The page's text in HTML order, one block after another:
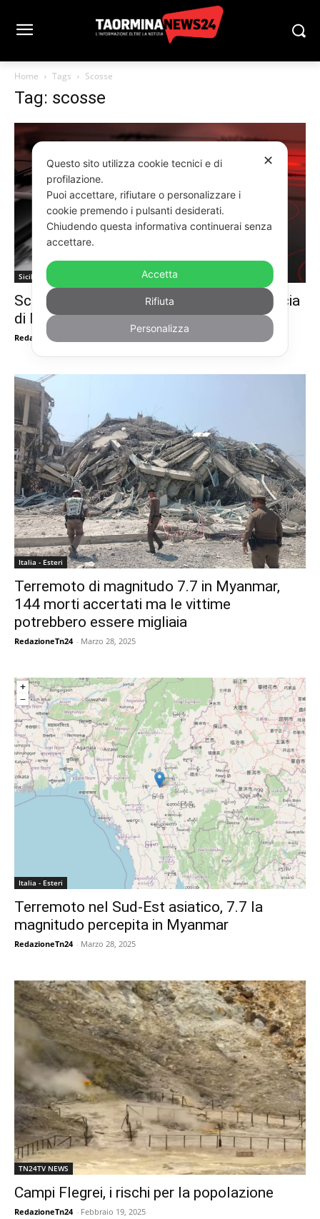
Home Tags Scosse
Tag: scosse
Sicilia
Scosse di terremoto nella notte in provincia
di Messina, la più forte 3.6 nei Nebrodi
RedazioneTn24
Italia - Esteri
Terremoto di magnitudo 7.7 in Myanmar,
144 morti accertati ma le vittime
potrebbero essere migliaia
RedazioneTn24 - Marzo 28, 2025
Italia - Esteri
Terremoto nel Sud-Est asiatico, 7.7 la
magnitudo percepita in Myanmar
RedazioneTn24 - Marzo 28, 2025
TN24TV NEWS
Campi Flegrei, i rischi per la popolazione
RedazioneTn24 - Febbraio 19, 2025
✕
Questo sito utilizza cookie tecnici e di
profilazione.
Puoi accettare, rifiutare o personalizzare i
cookie premendo i pulsanti desiderati.
Chiudendo questa informativa continuerai senza
accettare.
Accetta
Rifiuta
Personalizza